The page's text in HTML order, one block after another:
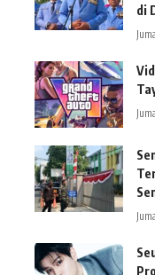
di